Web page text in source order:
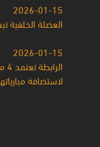
2026-01-15
العضلة الخلفية
2026-01-15
لاستضافة